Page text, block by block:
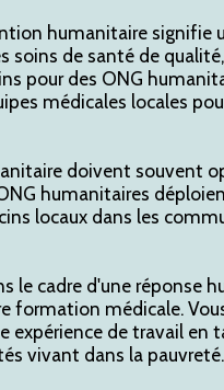
humanitaire signifie
soins de santé de
pour des ONG
médicales locales
doivent souvent
humanitaires
locaux dans les
le cadre d'une réponse
formation médicale.
expérience de travail en
vivant dans la pauvreté.